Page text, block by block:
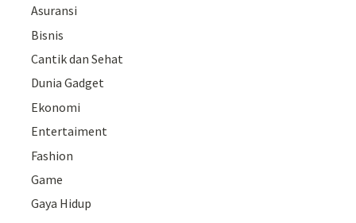
Asuransi
Bisnis
Cantik dan Sehat
Dunia Gadget
Ekonomi
Entertaiment
Fashion
Game
Gaya Hidup